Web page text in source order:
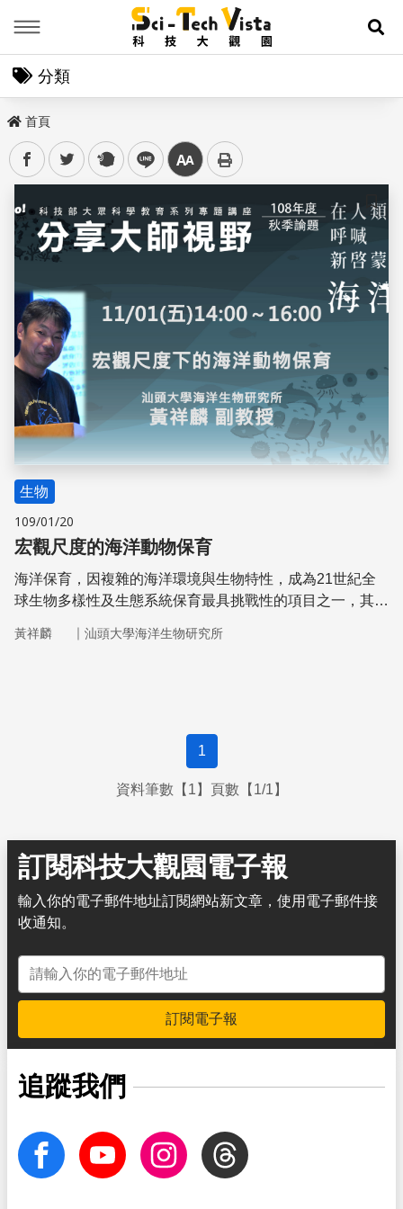
展
分類
首頁
facebooktwitter plurk line 中
儲存
生物
109/01/20
宏觀尺度的海洋動物保育
海洋保育，因複雜的海洋環境與生物特性，成為21世紀全
球生物多樣性及生態系統保育最具挑戰性的項目之一，其科
靠某一個政府單位或民間志願者與團體，而必須從國家行政
黃祥麟 ｜ 汕頭大學海洋生物研究所
1
資料筆數【1】頁數【1/1】
訂閱科技大觀園電子報
輸入你的電子郵件地址訂閱網站新文章，使用電子郵件接
收通知。
電子郵件地址
訂閱電子報
追蹤我們
facebook Youtube InstagramThreads